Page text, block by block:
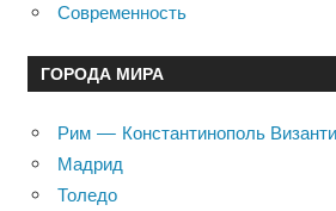
Современность
ГОРОДА МИРА
Рим — Константинополь
Мадрид
Толедо